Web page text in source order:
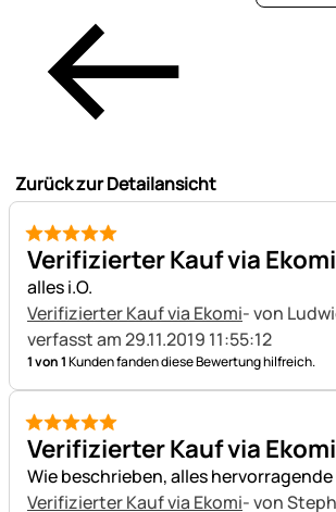
Zurück zur Detailansicht
5 von 5
Verifizierter Kauf via Ekomi
alles i.O.
Verifizierter Kauf via Ekomi- von
verfasst am 29.11.2019 11:55:12
1 von 1Kunden fanden diese Bewertung hilfreich.
5 von 5
Verifizierter Kauf via Ekomi
Wie beschrieben, alles
Verifizierter Kauf via Ekomi- von